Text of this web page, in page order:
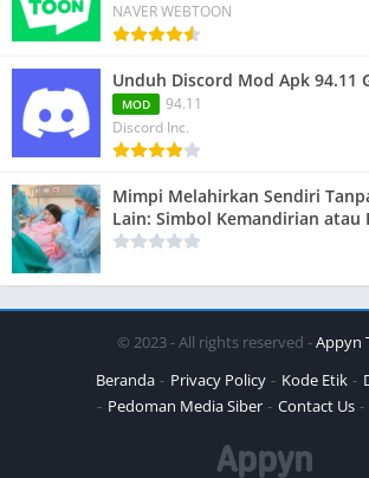
NAVER WEBTOON
Unduh Discord Mod Apk 94.11
MOD
94.11
Discord Inc.
Mimpi Melahirkan Sendiri
Lain: Simbol Kemandirian atau
© 2023 - All rights reserved -Appyn
Beranda
Privacy Policy Kode Etik
Pedoman Media Siber
Contact Us